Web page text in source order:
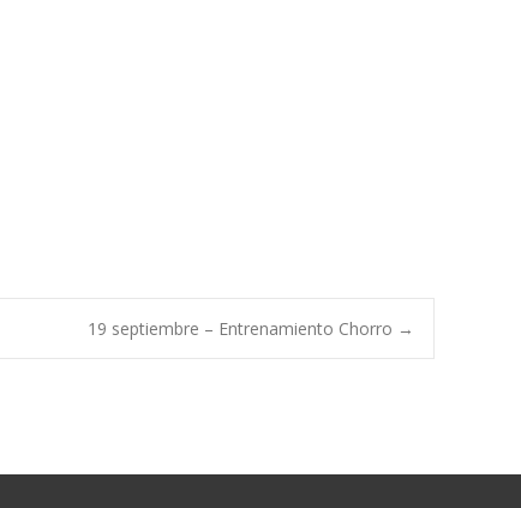
19 septiembre – Entrenamiento Chorro →